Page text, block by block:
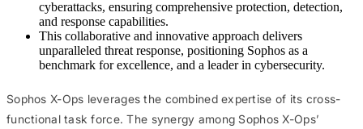
cyberattacks, ensuring comprehensive protection, detection,
and response capabilities.
This collaborative and innovative approach delivers
unparalleled threat response, positioning Sophos as a
benchmark for excellence, and a leader in cybersecurity.
Sophos X-Ops leverages the combined expertise of its cross-
functional task force. The synergy among Sophos X-Ops’